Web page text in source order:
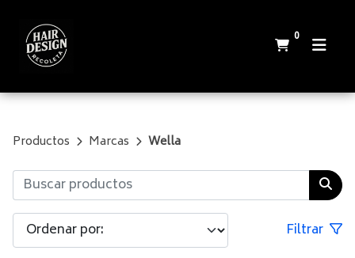
0
Productos Marcas Wella
Filtrar